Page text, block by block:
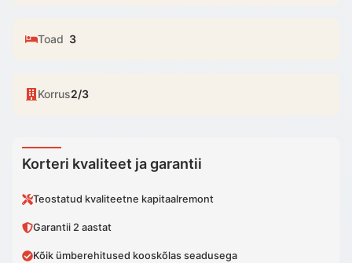
Toad 3
Korrus2/3
Korteri kvaliteet ja garantii
Teostatud kvaliteetne kapitaalremont
Garantii 2 aastat
Kõik ümberehitused kooskõlas seadusega